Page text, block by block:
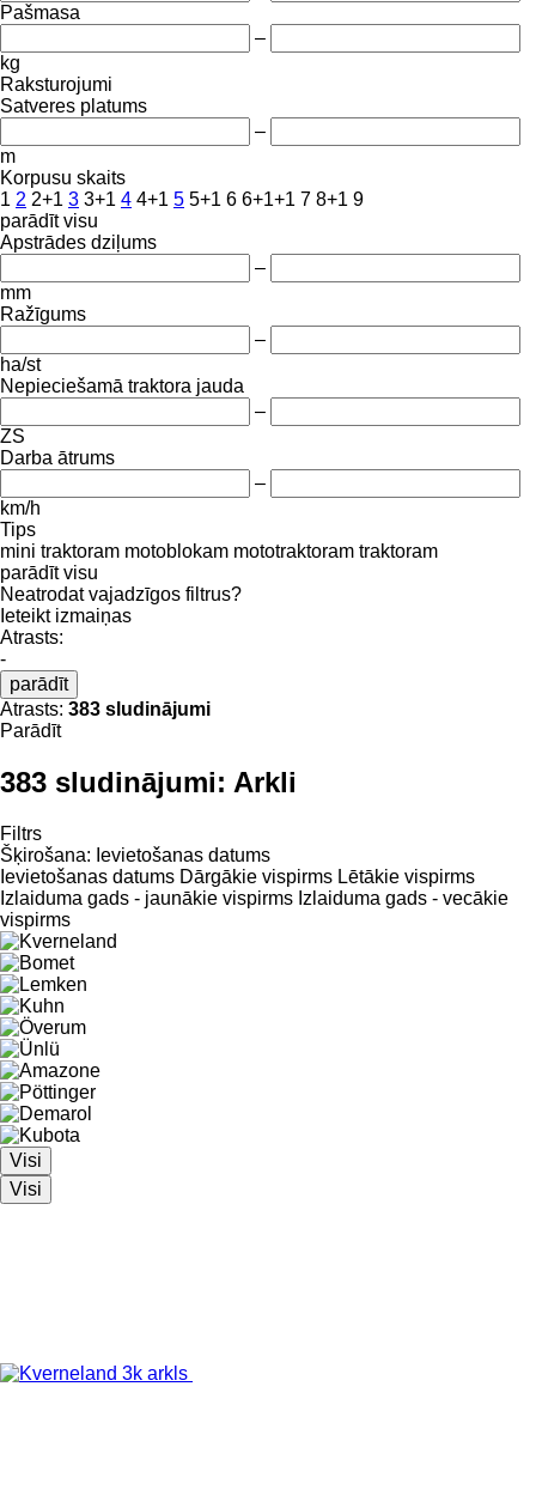
Pašmasa
–
kg
Raksturojumi
Satveres platums
–
m
Korpusu skaits
1 2 2+1 3 3+1 4 4+1 5 5+1 6 6+1+1 7 8+1 9
parādīt visu
Apstrādes dziļums
–
mm
Ražīgums
–
ha/st
Nepieciešamā traktora jauda
–
ZS
Darba ātrums
–
km/h
Tips
mini traktoram motoblokam mototraktoram traktoram
parādīt visu
Neatrodat vajadzīgos filtrus?
Ieteikt izmaiņas
Atrasts:
-
parādīt
Atrasts: 383 sludinājumi
Parādīt
383 sludinājumi: Arkli
Filtrs
Šķirošana: Ievietošanas datums
Ievietošanas datums Dārgākie vispirms Lētākie vispirms
Izlaiduma gads - jaunākie vispirms Izlaiduma gads - vecākie
vispirms
Visi
Visi